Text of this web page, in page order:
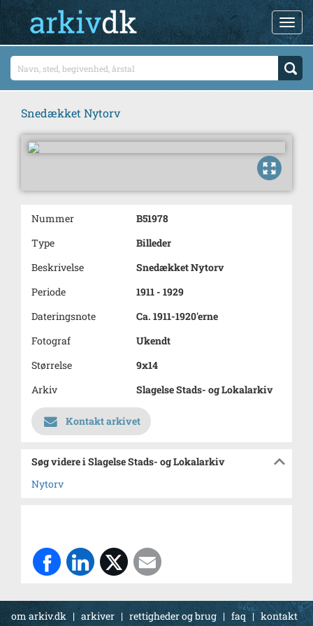
Snedækket Nytorv
Nummer
B51978
Type
Billeder
Beskrivelse
Snedækket Nytorv
Periode
1911 - 1929
Dateringsnote
Ca. 1911-1920'erne
Fotograf
Ukendt
Størrelse
9x14
Arkiv
Slagelse Stads- og Lokalarkiv
Kontakt arkivet
Søg videre i Slagelse Stads- og Lokalarkiv
Nytorv
om arkiv.dk | arkiver | rettigheder og brug | faq | kontakt